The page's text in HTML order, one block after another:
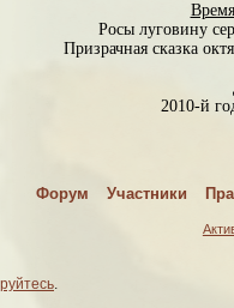
Форум Участники
Росы луговину
Призрачная сказка
2010-й